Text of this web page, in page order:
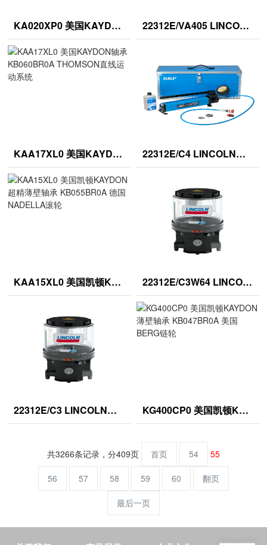
KA020XP0 美国KAYDON薄壁轴承 KB065BR0A Chiavette关节 22312E/VA405 LINCOLN气动泵 SNR轴承交叉滚子导轨
KAA17XL0 美国KAYDON轴承 KB060BR0A THOMSON直线运动系统 22312E/C4 LINCOLN齿轮/转子泵 DODEG减速机，
KAA15XL0 美国凯顿KAYDON超精薄壁轴承 KB055BR0A 德国NADELLA滚轮 22312E/C3W64 LINCOLN渐进式/柱塞泵 SNR轴承调心轴承
22312E/C3 LINCOLN单线泵 德国WINKEL大型组合轴承 KG400CP0 美国凯顿KAYDON薄壁轴承 KB047BR0A 美国BERG链轮
共3266条记录，分409页 首页 54 55
56 57 58 59 60 翻页
最后一页